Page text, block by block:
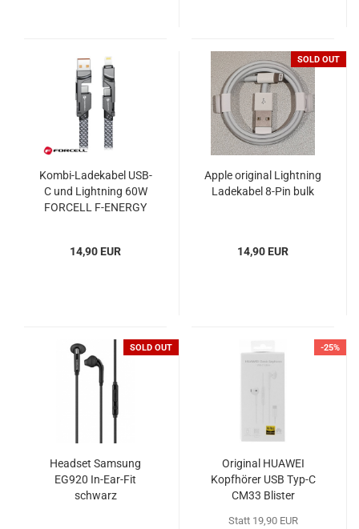
Kombi-Ladekabel USB-
C und Lightning 60W
FORCELL F-ENERGY
14,90 EUR
SOLD OUT
Apple original Lightning
Ladekabel 8-Pin bulk
14,90 EUR
SOLD OUT
Headset Samsung
EG920 In-Ear-Fit
schwarz
-25%
Original HUAWEI
Kopfhörer USB Typ-C
CM33 Blister
Statt 19,90 EUR